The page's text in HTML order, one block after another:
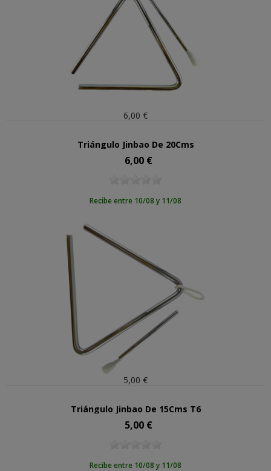
6,00 €
Triángulo Jinbao De 20Cms
Precio
6,00 €
Recibe entre 10/08 y 11/08
5,00 €
Triángulo Jinbao De 15Cms T6
Precio
5,00 €
Recibe entre 10/08 y 11/08